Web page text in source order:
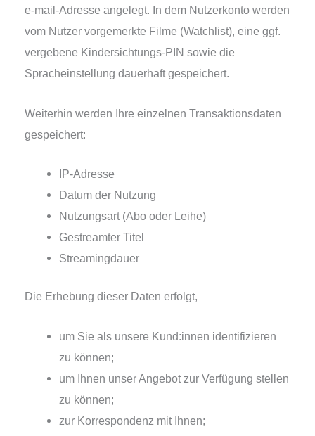
e‑mail-Adresse ange­legt. In dem Nutzerkonto wer­den
vom Nutzer vor­ge­merk­te Filme (Watchlist), eine ggf.
ver­ge­be­ne Kindersichtungs-PIN sowie die
Spracheinstellung dau­er­haft gespeichert.
Weiterhin wer­den Ihre ein­zel­nen Transaktionsdaten
gespeichert:
IP-Adresse
Datum der Nutzung
Nutzungsart (Abo oder Leihe)
Gestreamter Titel
Streamingdauer
Die Erhebung die­ser Daten erfolgt,
um Sie als unse­re Kund:innen iden­ti­fi­zie­ren
zu können;
um Ihnen unser Angebot zur Verfügung stel­len
zu können;
zur Korrespondenz mit Ihnen;